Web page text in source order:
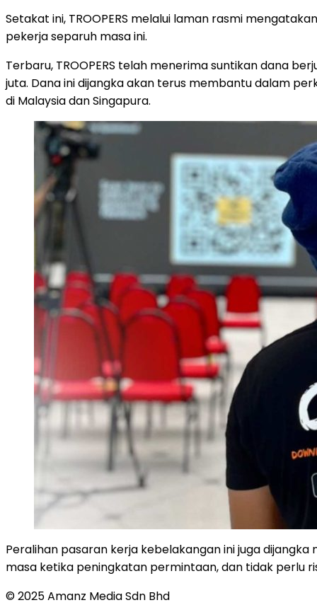
Setakat ini, TROOPERS melalui laman rasmi
pekerja separuh masa ini.
Terbaru, TROOPERS telah menerima suntikan dana
juta. Dana ini dijangka akan terus membantu dalam
di Malaysia dan Singapura.
Peralihan pasaran kerja kebelakangan ini juga
masa ketika peningkatan permintaan, dan tidak perlu
© 2025 Amanz Media Sdn Bhd